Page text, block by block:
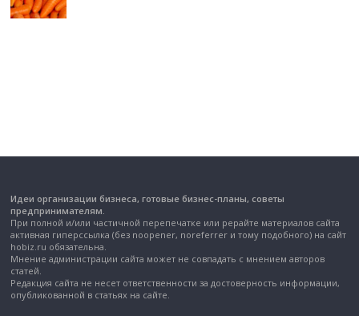
Идеи организации бизнеса, готовые бизнес-планы, советы
предпринимателям.
При полной и/или частичной перепечатке или рерайте материалов сайта
активная гиперссылка (без noopener, noreferrer и тому подобного) на сайт
hobiz.ru обязательна.
Мнение администрации сайта может не совпадать с мнением авторов
статей.
Редакция сайта не несет ответственности за достоверность информации,
опубликованной в статьях на сайте.